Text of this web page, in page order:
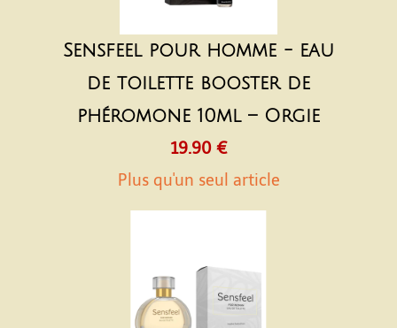
Sensfeel pour homme - eau
de toilette booster de
phéromone 10ml – Orgie
19.90 €
Plus qu'un seul article